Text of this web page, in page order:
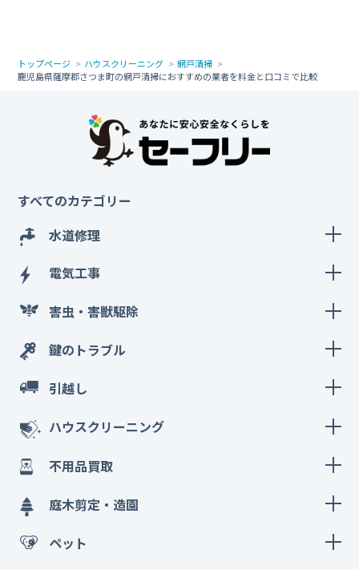
トップページ ハウスクリーニング
網戸清掃
鹿児島県薩摩郡さつま町の網戸清掃におすすめの業者を料金と口コミで比較
すべてのカテゴリー
水道修理
電気工事
害虫・害獣駆除
鍵のトラブル
引越し
ハウスクリーニング
不用品買取
庭木剪定・造園
ペット